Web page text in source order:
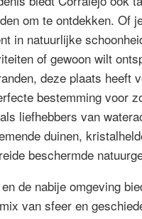
om te ontdekken. Of
in natuurlijke
of gewoon wilt
deze plaats heeft
bestemming voor
liefhebbers van
duinen,
beschermde
de nabije omgeving
van sfeer en